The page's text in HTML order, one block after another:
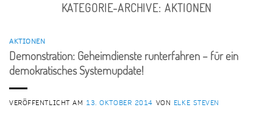
KATEGORIE-ARCHIVE:AKTIONEN
AKTIONEN
Demonstration: Geheimdienste runterfahren – für ein
demokratisches Systemupdate!
VERÖFFENTLICHT AM 13. OKTOBER 2014 VON ELKE STEVEN